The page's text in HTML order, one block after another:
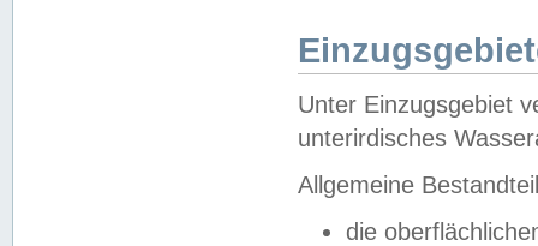
Unter Einzugsgebiet
unterirdisches
Allgemeine
die